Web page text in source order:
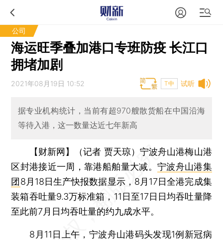
公司
海运旺季叠加港口专班防疫 长江口
拥堵加剧
试听
2021年08月19日 10:52 T中
据专业机构统计，当前有超970艘散货船在中国沿海
等待入港，这一数量达近七年新高
【财新网】（记者 贾天琼） 宁波舟山港梅山港
区封港接近一周，靠港船舶量大减。 宁波舟山港集
团 8月18日生产快报数据显示，8月17日全港完成集
装箱吞吐量9.3万标准箱，11日至17日日均吞吐量降
至此前7月日均吞吐量的约九成水平。
8月11日上午，宁波舟山港码头发现1例新冠病